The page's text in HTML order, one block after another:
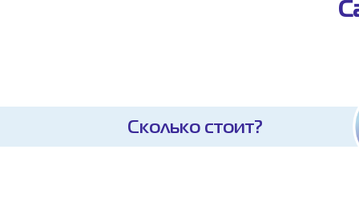
Сколько стоит?